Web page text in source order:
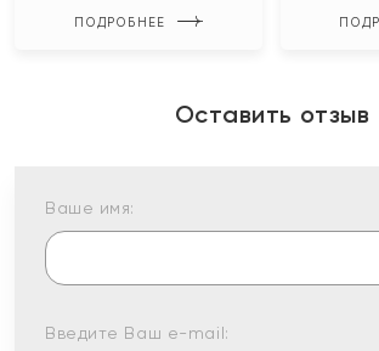
ПОДРОБНЕЕ
Оставить отзыв
Ваше имя:
Введите Ваш e-mail: